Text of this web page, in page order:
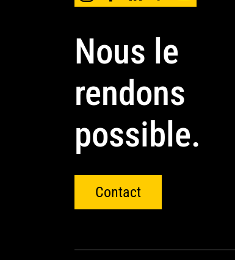
Nous le
rendons
possible.
Contact